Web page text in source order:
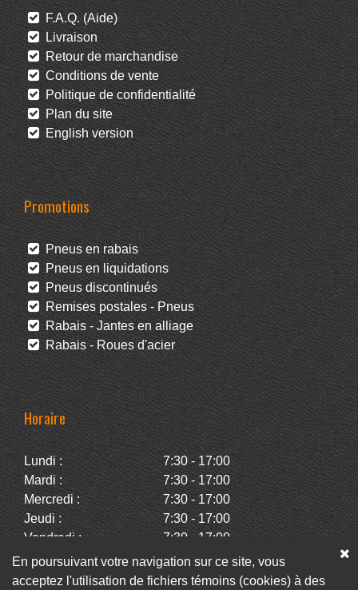
F.A.Q. (Aide)
Livraison
Retour de marchandise
Conditions de vente
Politique de confidentialité
Plan du site
English version
Promotions
Pneus en rabais
Pneus en liquidations
Pneus discontinués
Remises postales - Pneus
Rabais - Jantes en alliage
Rabais - Roues d'acier
Horaire
Lundi :
7:30 - 17:00
Mardi :
7:30 - 17:00
Mercredi :
7:30 - 17:00
Jeudi :
7:30 - 17:00
Vendredi :
7:30 - 17:00
Samedi :
Fermé
Dimanche :
Fermé
En poursuivant votre navigation sur ce site, vous
acceptez l'utilisation de fichiers témoins (cookies) à des